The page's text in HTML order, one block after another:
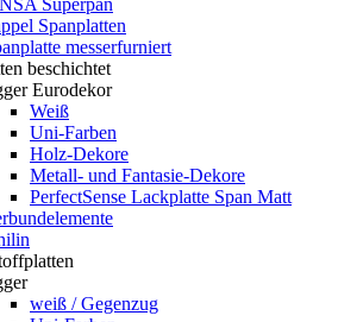
Spanplatten
messerfurniert
beschichtet
Eurodekor
Weiß
Uni-Farben
Holz-Dekore
Metall- und Fantasie-Dekore
PerfectSense Lackplatte Span Matt
weiß / Gegenzug